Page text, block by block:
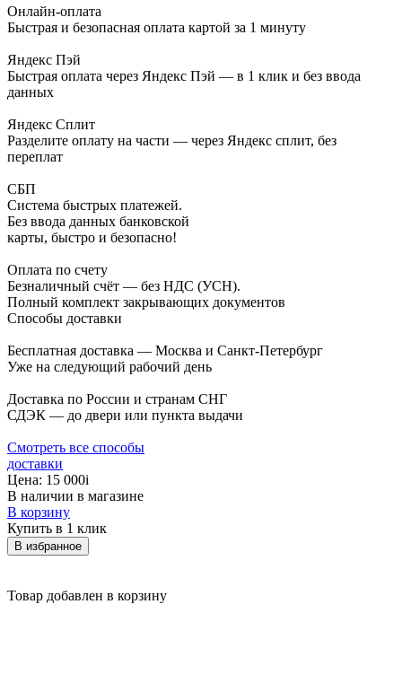
Онлайн-оплата
Быстрая и безопасная оплата картой за 1 минуту
Яндекс Пэй
Быстрая оплата через Яндекс Пэй — в 1 клик и без ввода
данных
Яндекс Сплит
Разделите оплату на части — через Яндекс сплит, без
переплат
СБП
Система быстрых платежей.
Без ввода данных банковской
карты, быстро и безопасно!
Оплата по счету
Безналичный счёт — без НДС (УСН).
Полный комплект закрывающих документов
Способы доставки
Бесплатная доставка — Москва и Санкт-Петербург
Уже на следующий рабочий день
Доставка по России и странам СНГ
СДЭК — до двери или пункта выдачи
Смотреть все способы
доставки
Цена: 15 000i
В наличии в магазине
В корзину
Купить в 1 клик
В избранное
Товар добавлен в корзину